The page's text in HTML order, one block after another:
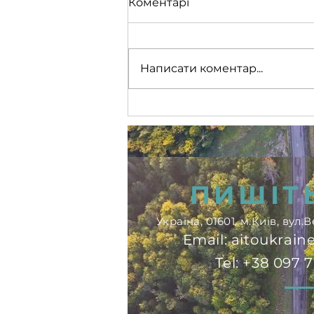
Коментарі
Написати коментар...
Україна, 01601, м.Київ,
Email:
Tel: +38 097